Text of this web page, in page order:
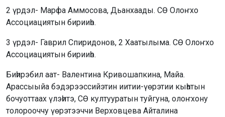
2 үрдэл- Марфа Аммосова, Дьанхаады. СӨ Олоҥхо
Ассоциациятын бирииһэ.
3 үрдэл- Гаврил Спиридонов, 2 Хаатылыма. СӨ Олоҥхо
Ассоциациятын бирииһэ.
Биһирэбил аат- Валентина Кривошапкина, Майа.
Арассыыйа бэдэрээссийэтин иитии-үөрэтии кыһатын
бочуоттаах үлэһитэ, СӨ култууратын туйгуна, олоҥхону
толорооччу үөрэтээччи Верховцева Айталина